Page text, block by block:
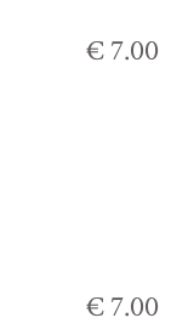
€ 7.00
€ 7.00